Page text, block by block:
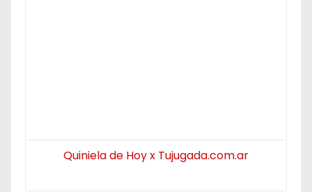
Quiniela de Hoy x Tujugada.com.ar